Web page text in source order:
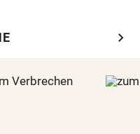
chevron_right